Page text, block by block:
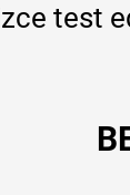
test